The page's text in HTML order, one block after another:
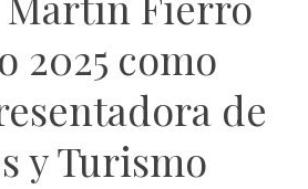
2025 como
de
y Turismo